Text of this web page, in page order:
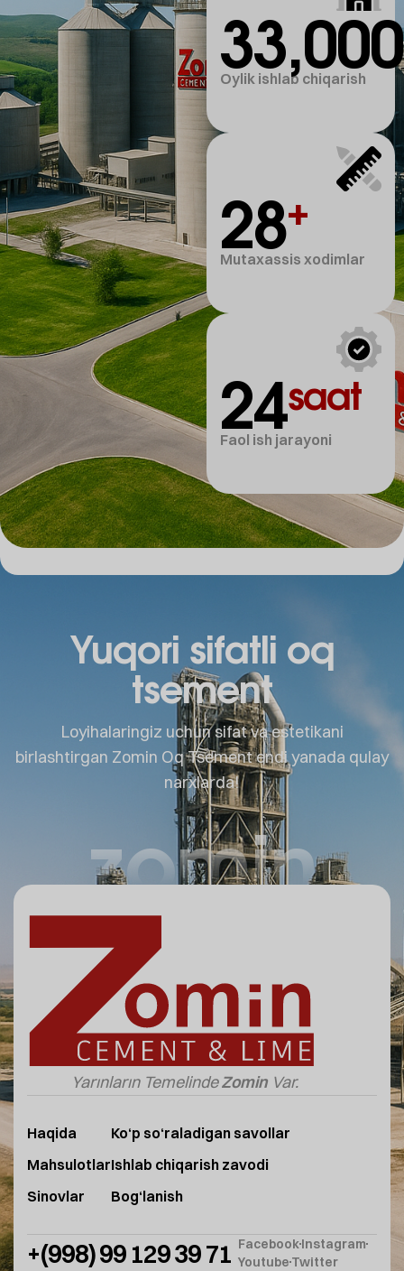
Oylik ishlab chiqarish
33,000
Mutaxassis xodimlar
28+
Faol ish jarayoni
24saat
Yuqori sifatli oq
tsement
Loyihalaringiz uchun sifat va estetikani
birlashtirgan Zomin Oq Tsement endi yanada qulay
narxlarda!
zomin
Yarınların TemelindeZomin Var.
Haqida
Mahsulotlar
Sinovlar
Ko‘p so‘raladigan savollar
Ishlab chiqarish zavodi
Bog‘lanish
+(998) 99 129 39 71 FacebookInstagram
YoutubeTwitter